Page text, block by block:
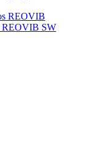
REOVIB
REOVIB SW